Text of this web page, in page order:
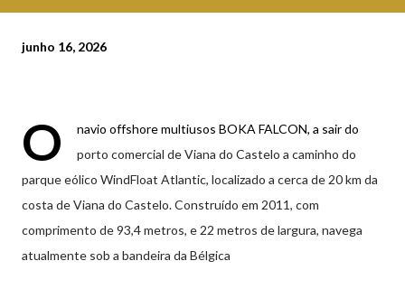
junho 16, 2026
O
navio offshore multiusos BOKA FALCON, a sair do
porto comercial de Viana do Castelo a caminho do
parque eólico WindFloat Atlantic, localizado a cerca de 20 km da
costa de Viana do Castelo. Construído em 2011, com
comprimento de 93,4 metros, e 22 metros de largura, navega
atualmente sob a bandeira da Bélgica